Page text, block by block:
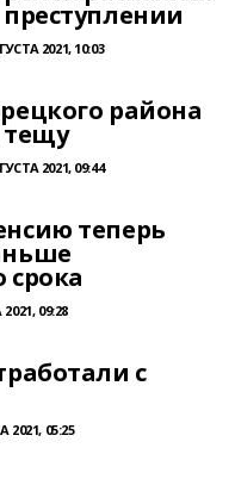
2021, 10:03
района
тещу
2021, 09:44
теперь
срока
09:28
с
2021, 05:25